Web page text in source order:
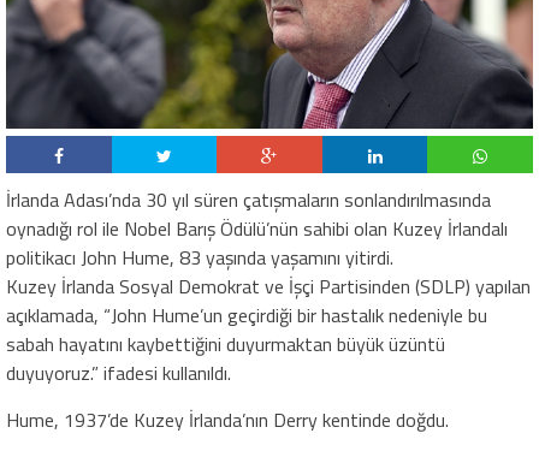
İrlanda Adası’nda 30 yıl süren çatışmaların sonlandırılmasında
oynadığı rol ile Nobel Barış Ödülü’nün sahibi olan Kuzey İrlandalı
politikacı John Hume, 83 yaşında yaşamını yitirdi.
Kuzey İrlanda Sosyal Demokrat ve İşçi Partisinden (SDLP) yapılan
açıklamada, “John Hume’un geçirdiği bir hastalık nedeniyle bu
sabah hayatını kaybettiğini duyurmaktan büyük üzüntü
duyuyoruz.” ifadesi kullanıldı.
Hume, 1937’de Kuzey İrlanda’nın Derry kentinde doğdu.